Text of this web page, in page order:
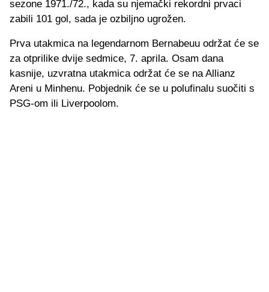
sezone 1971./72., kada su njemački rekordni prvaci
zabili 101 gol, sada je ozbiljno ugrožen.
Prva utakmica na legendarnom Bernabeuu održat će se
za otprilike dvije sedmice, 7. aprila. Osam dana
kasnije, uzvratna utakmica održat će se na Allianz
Areni u Minhenu. Pobjednik će se u polufinalu suočiti s
PSG-om ili Liverpoolom.